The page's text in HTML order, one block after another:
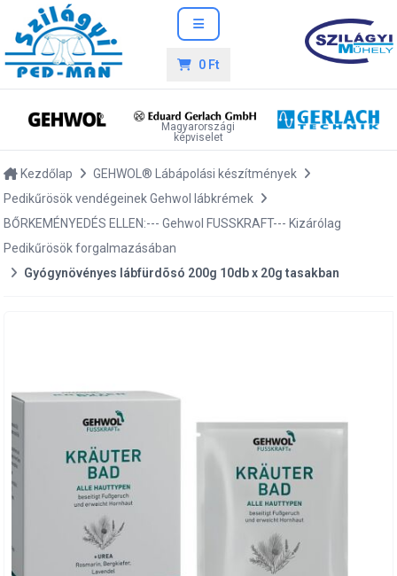
0 Ft
Magyarországi
képviselet
Kezdőlap
GEHWOL® Lábápolási készítmények
Pedikűrösök vendégeinek Gehwol lábkrémek
BŐRKEMÉNYEDÉS ELLEN:--- Gehwol FUSSKRAFT--- Kizárólag
Pedikűrösök forgalmazásában
Gyógynövényes lábfürdõsó 200g 10db x 20g tasakban